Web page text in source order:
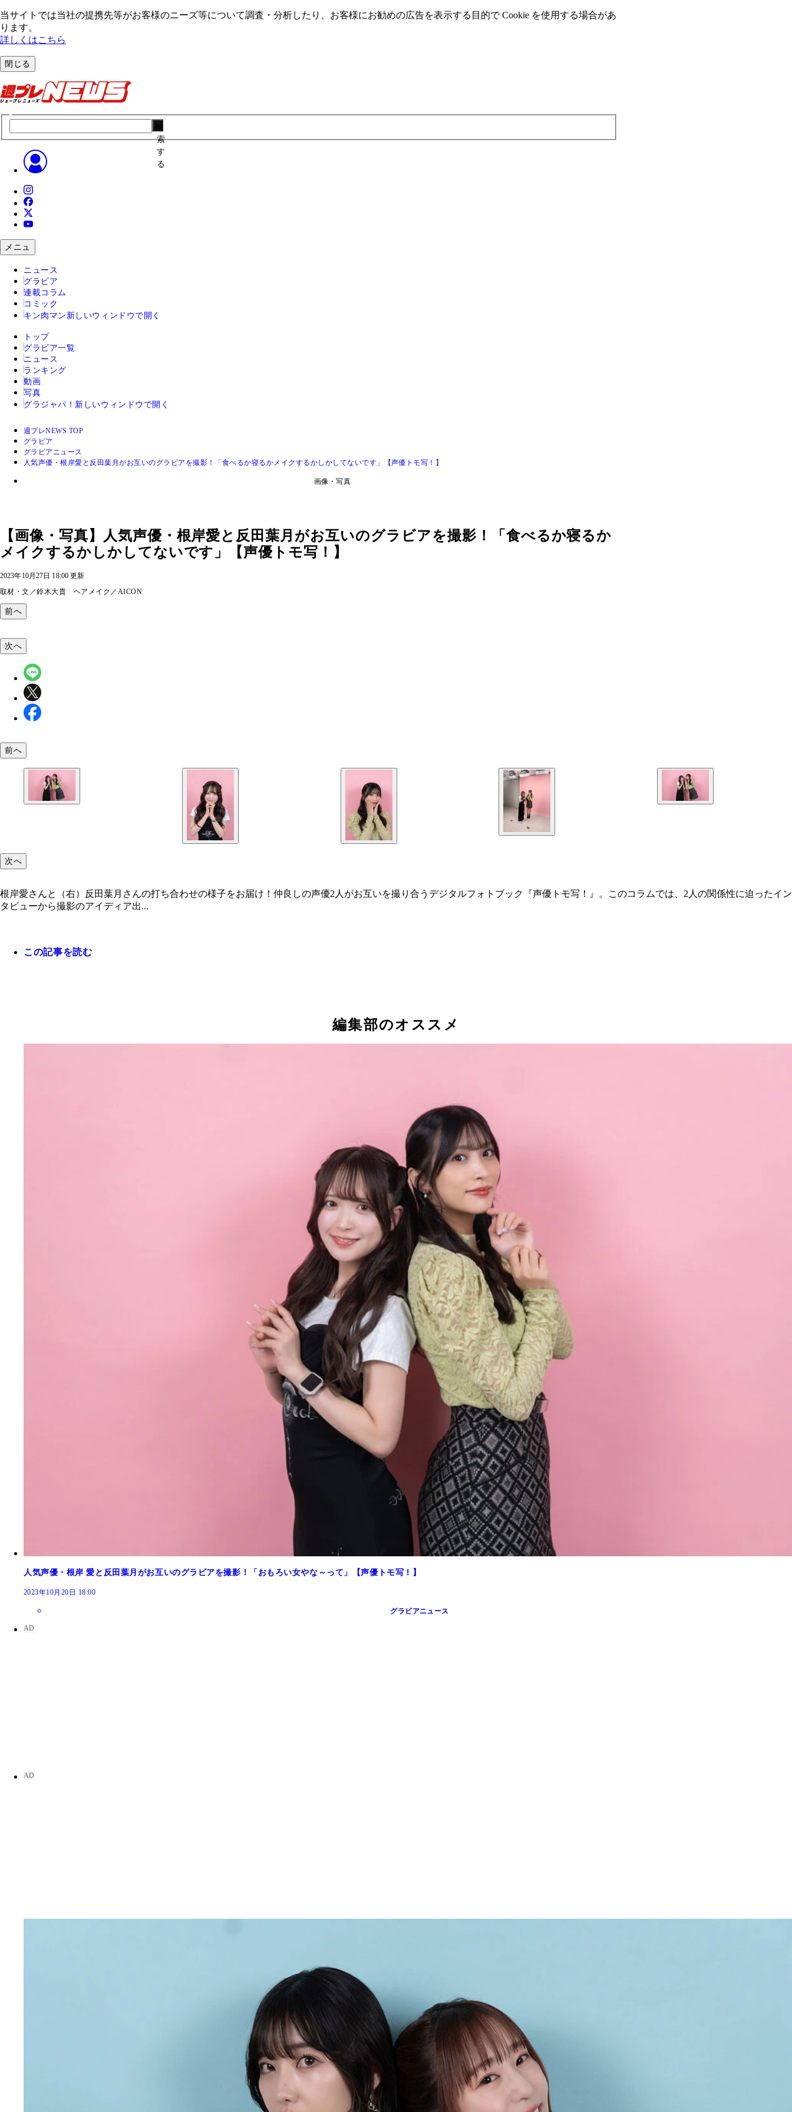
当サイトでは当社の提携先等がお客様のニーズ等について調査・分析したり、お客様にお勧めの広告を表⽰する⽬的で Cookie を使⽤する場合があ
ります。
詳しくはこちら
閉じる
索
す
る
メニュ
ニュース
グラビア
連載コラム
コミック
キン肉マン 新しいウィンドウで開く
トップ
グラビア一覧
ニュース
ランキング
動画
写真
グラジャパ！ 新しいウィンドウで開く
週プレNEWS TOP
グラビア
グラビアニュース
人気声優・根岸愛と反田葉月がお互いのグラビアを撮影！「食べるか寝るかメイクするかしかしてないです」【声優トモ写！】
画像・写真
【画像・写真】人気声優・根岸愛と反田葉月がお互いのグラビアを撮影！「食べるか寝るか
メイクするかしかしてないです」【声優トモ写！】
2023年10月27日 18:00 更新
取材・文／鈴木大貴 ヘアメイク／AICON
前へ
次へ
前へ
次へ
根岸愛さんと（右）反田葉月さんの打ち合わせの様子をお届け！仲良しの声優2人がお互いを撮り合うデジタルフォトブック『声優トモ写！』。このコラムでは、2人の関係性に迫ったイン
タビューから撮影のアイディア出...
この記事を読む
編集部のオススメ
人気声優・根岸 愛と反田葉月がお互いのグラビアを撮影！「おもろい女やな～って」【声優トモ写！】
2023年10月20日 18:00
グラビアニュース